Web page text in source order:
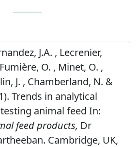
J.A. , Lecrenier,
O. , Minet, O. ,
J. , Chamberland, N. &
Trends in analytical
animal feed In:
feed products, Dr
Cambridge, UK,